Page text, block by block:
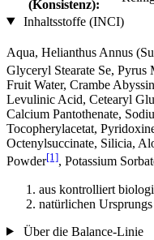
(Konsistenz):
Inhaltsstoffe (INCI)
Aqua, Helianthus Annus
Glyceryl Stearate Se, Pyrus
Fruit Water, Crambe
Levulinic Acid, Cetearyl
Calcium Pantothenate,
Tocopherylacetat,
Octenylsuccinate, Silicia,
Powder[1], Potassium
aus kontrolliert
natürlichen Ursprungs
Über die Balance-Linie